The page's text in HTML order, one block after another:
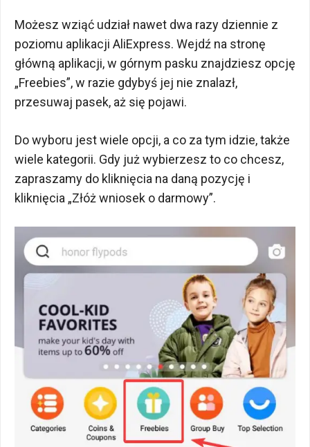
Możesz wziąć udział nawet dwa razy dziennie z
poziomu aplikacji AliExpress. Wejdź na stronę
główną aplikacji, w górnym pasku znajdziesz opcję
„Freebies”, w razie gdybyś jej nie znalazł,
przesuwaj pasek, aż się pojawi.
Do wyboru jest wiele opcji, a co za tym idzie, także
wiele kategorii. Gdy już wybierzesz to co chcesz,
zapraszamy do kliknięcia na daną pozycję i
kliknięcia „Złóż wniosek o darmowy”.